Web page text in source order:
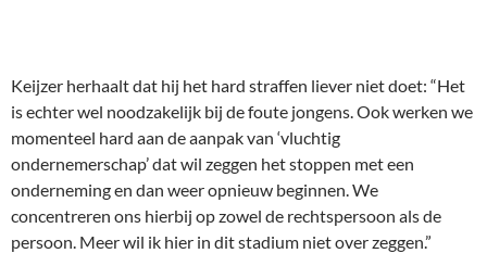
Keijzer herhaalt dat hij het hard straffen liever niet doet: “Het
is echter wel noodzakelijk bij de foute jongens. Ook werken we
momenteel hard aan de aanpak van ‘vluchtig
ondernemerschap’ dat wil zeggen het stoppen met een
onderneming en dan weer opnieuw beginnen. We
concentreren ons hierbij op zowel de rechtspersoon als de
persoon. Meer wil ik hier in dit stadium niet over zeggen.”